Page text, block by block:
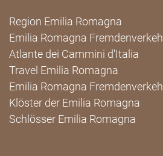
Region Emilia Romagna
Emilia Romagna
Atlante dei Cammini d'Italia
Travel Emilia Romagna
Emilia Romagna
Klöster der Emilia Romagna
Schlösser Emilia Romagna